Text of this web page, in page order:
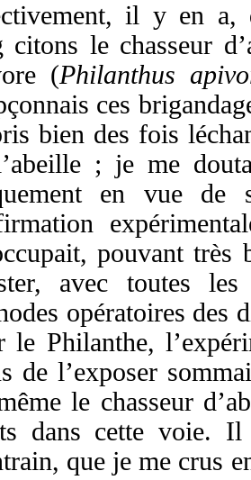
, il y en a,
citons le chasseur d’
(Philanthus
ces
biendes fois
abeille; je me
en vuede
,pouvanttrès
, avec toutes
opératoires des
le Philanthe, l’
de l’exposer
le chasseurd’
dans cettevoie.
, que je me crus